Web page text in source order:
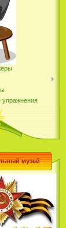
упражнения
музей